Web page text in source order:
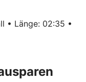
• Länge: 02:35 •